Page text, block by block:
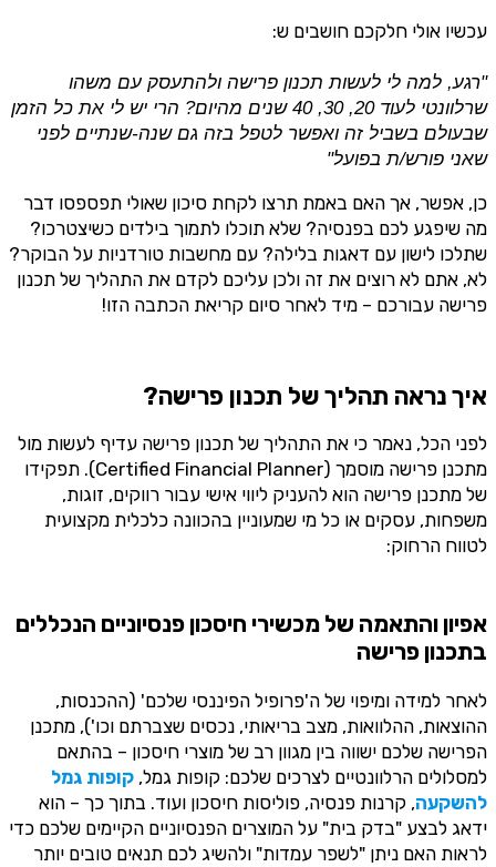
עכשיו אולי חלקכם חושבים ש:
"רגע, למה לי לעשות תכנון פרישה ולהתעסק עם משהו
שרלוונטי לעוד 20, 30, 40 שנים מהיום? הרי יש לי את כל הזמן
שבעולם בשביל זה ואפשר לטפל בזה גם שנה-שנתיים לפני
שאני פורש/ת בפועל"
כן, אפשר, אך האם באמת תרצו לקחת סיכון שאולי תפספסו דבר
מה שיפגע לכם בפנסיה? שלא תוכלו לתמוך בילדים כשיצטרכו?
שתלכו לישון עם דאגות בלילה? עם מחשבות טורדניות על הבוקר?
לא, אתם לא רוצים את זה ולכן עליכם לקדם את התהליך של תכנון
פרישה עבורכם – מיד לאחר סיום קריאת הכתבה הזו!
איך נראה תהליך של תכנון פרישה?
לפני הכל, נאמר כי את התהליך של תכנון פרישה עדיף לעשות מול
מתכנן פרישה מוסמך (Certified Financial Planner). תפקידו
של מתכנן פרישה הוא להעניק ליווי אישי עבור רווקים, זוגות,
משפחות, עסקים או כל מי שמעוניין בהכוונה כלכלית מקצועית
לטווח הרחוק:
אפיון והתאמה של מכשירי חיסכון פנסיוניים הנכללים
בתכנון פרישה
לאחר למידה ומיפוי של ה'פרופיל הפיננסי שלכם' (ההכנסות,
ההוצאות, ההלוואות, מצב בריאותי, נכסים שצברתם וכו'), מתכנן
הפרישה שלכם ישווה בין מגוון רב של מוצרי חיסכון – בהתאם
למסלולים הרלוונטיים לצרכים שלכם: קופות גמל, קופות גמל
להשקעה, קרנות פנסיה, פוליסות חיסכון ועוד. בתוך כך – הוא
ידאג לבצע "בדק בית" על המוצרים הפנסיוניים הקיימים שלכם כדי
לראות האם ניתן "לשפר עמדות" ולהשיג לכם תנאים טובים יותר